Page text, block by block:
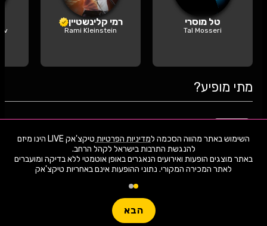
השימוש באתר מהווה הסכמה למדיניות הפרטיות
טיקצ'אק LIVE הינו מיזם
באתר מוצגים הופעות ואירועים הנאגרים באופן אוטמטי ללא בדיקה ומועברים
לאתר המכירה המקורי. נתוני ההופעות אינם באחריות טיקצ'אק
הבא
טל מוסרי
Tal Mosseri
רמי קלינשטיין
Rami Kleinstein
מתי מופיע?
18
מאחורי השירים
יום חמישי | 20:30
תל אביב
האירוע
מתנות קטנות - החנות המכושפת - אורח
מיוחד כראמל!